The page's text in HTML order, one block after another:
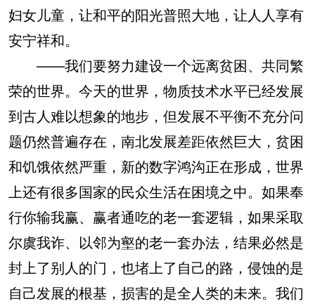
妇女儿童，让和平的阳光普照大地，让人人享有
安宁祥和。
——我们要努力建设一个远离贫困、共同繁
荣的世界。今天的世界，物质技术水平已经发展
到古人难以想象的地步，但发展不平衡不充分问
题仍然普遍存在，南北发展差距依然巨大，贫困
和饥饿依然严重，新的数字鸿沟正在形成，世界
上还有很多国家的民众生活在困境之中。如果奉
行你输我赢、赢者通吃的老一套逻辑，如果采取
尔虞我诈、以邻为壑的老一套办法，结果必然是
封上了别人的门，也堵上了自己的路，侵蚀的是
自己发展的根基，损害的是全人类的未来。我们